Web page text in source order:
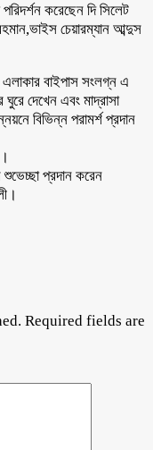
করেছেন দি সিলেট
চেয়ারম্যান আব্দুস
বাইপাস সংলগ্ন এ
দেখেন এবং মাদ্রাসা
বিভিন্ন পরামর্শ প্রদান
প্রদান করেন
Required fields are